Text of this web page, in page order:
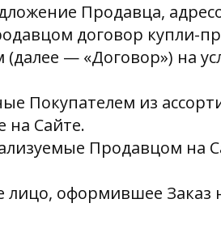
Продавца,
договор купли-
— «Договор») на
Покупателем из
на Сайте.
Продавцом на
лицо, оформившее Заказ